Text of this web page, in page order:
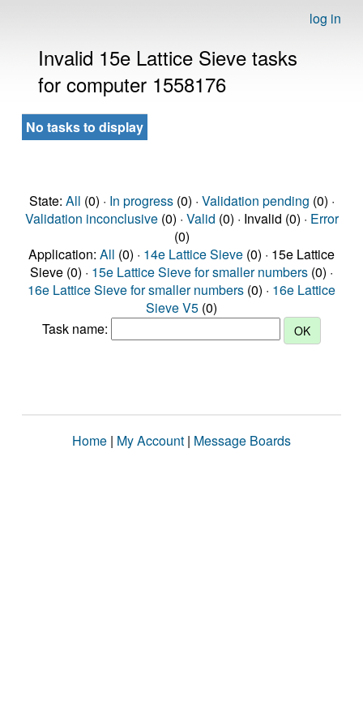
log in
Invalid 15e Lattice Sieve tasks
for computer 1558176
No tasks to display
State: All (0) · In progress(0) · Validation pending (0) ·
Validation inconclusive(0) · Valid (0) · Invalid (0) · Error
(0)
Application: All (0) · 14e Lattice Sieve (0) · 15e Lattice
Sieve (0) · 15e Lattice Sieve for smaller numbers (0) ·
16e Lattice Sieve for smaller numbers (0) · 16e Lattice
Sieve V5 (0)
Task name:
Home | My Account | Message Boards